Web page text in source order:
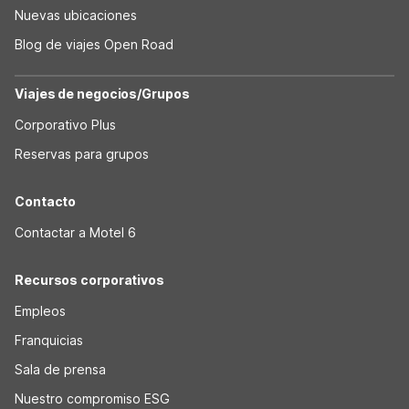
Nuevas ubicaciones
Blog de viajes Open Road
Viajes de negocios/Grupos
Corporativo Plus
Reservas para grupos
Contacto
Contactar a Motel 6
Recursos corporativos
Empleos
Franquicias
Sala de prensa
Nuestro compromiso ESG